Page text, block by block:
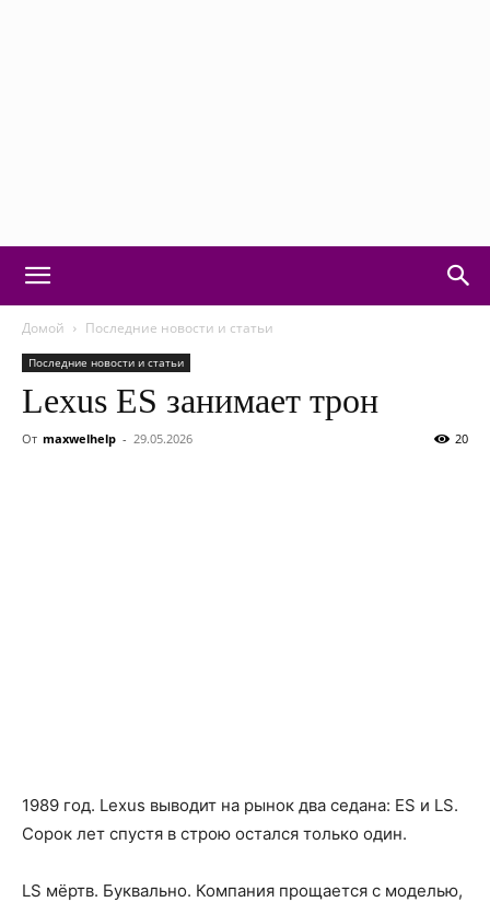
новости
Домой Последние новости и статьи
Последние новости и статьи
Lexus ES занимает трон
От maxwelhelp - 29.05.2026 20
1989 год. Lexus выводит на рынок два седана: ES и LS.
Сорок лет спустя в строю остался только один.
LS мёртв. Буквально. Компания прощается с моделью,